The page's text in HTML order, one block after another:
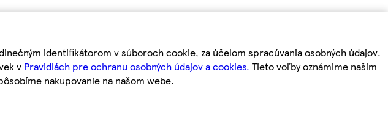
identifikátorom v súboroch cookie, za účelom spracúvania osobných údajov.
v Pravidlách pre ochranu osobných údajov a cookies. Tieto voľby oznámime našim
nakupovanie na našom webe.